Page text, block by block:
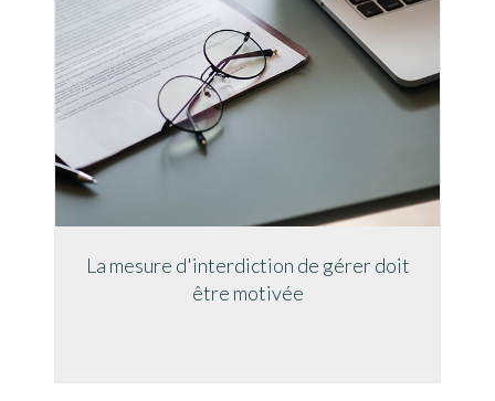
La mesure d'interdiction de gérer doit
être motivée